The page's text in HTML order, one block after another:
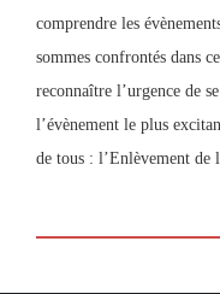
comprendre les
sommes confrontés dans
reconnaître l’urgence de
l’évènement le plus
de tous : l’Enlèvement de